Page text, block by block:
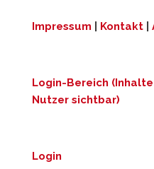
Impressum Kontakt
Login-Bereich
Nutzer sichtbar)
Login